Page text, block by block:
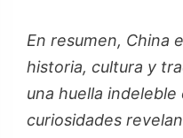
En resumen, China
historia, cultura y
una huella
curiosidades